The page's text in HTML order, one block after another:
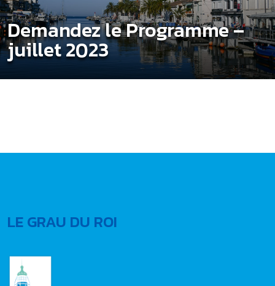
Demandez le Programme –
juillet 2023
LE GRAU DU ROI